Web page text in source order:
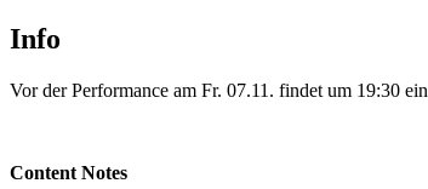
Info
Vor der Performance am Fr. 07.11. findet um 19:30
Content Notes